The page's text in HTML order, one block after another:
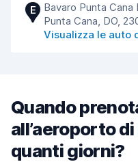
E
Bavaro Punta
Punta Cana, DO,
Visualizza le auto
Quando
all’aeroporto
quanti giorni?